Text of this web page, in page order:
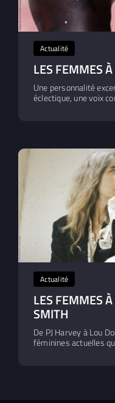
Actualité
LES FEMMES
Une personnalité
éclectique, une voix
Actualité
LES FEMMES
SMITH
De PJ Harvey à Lou
féminines actuelles